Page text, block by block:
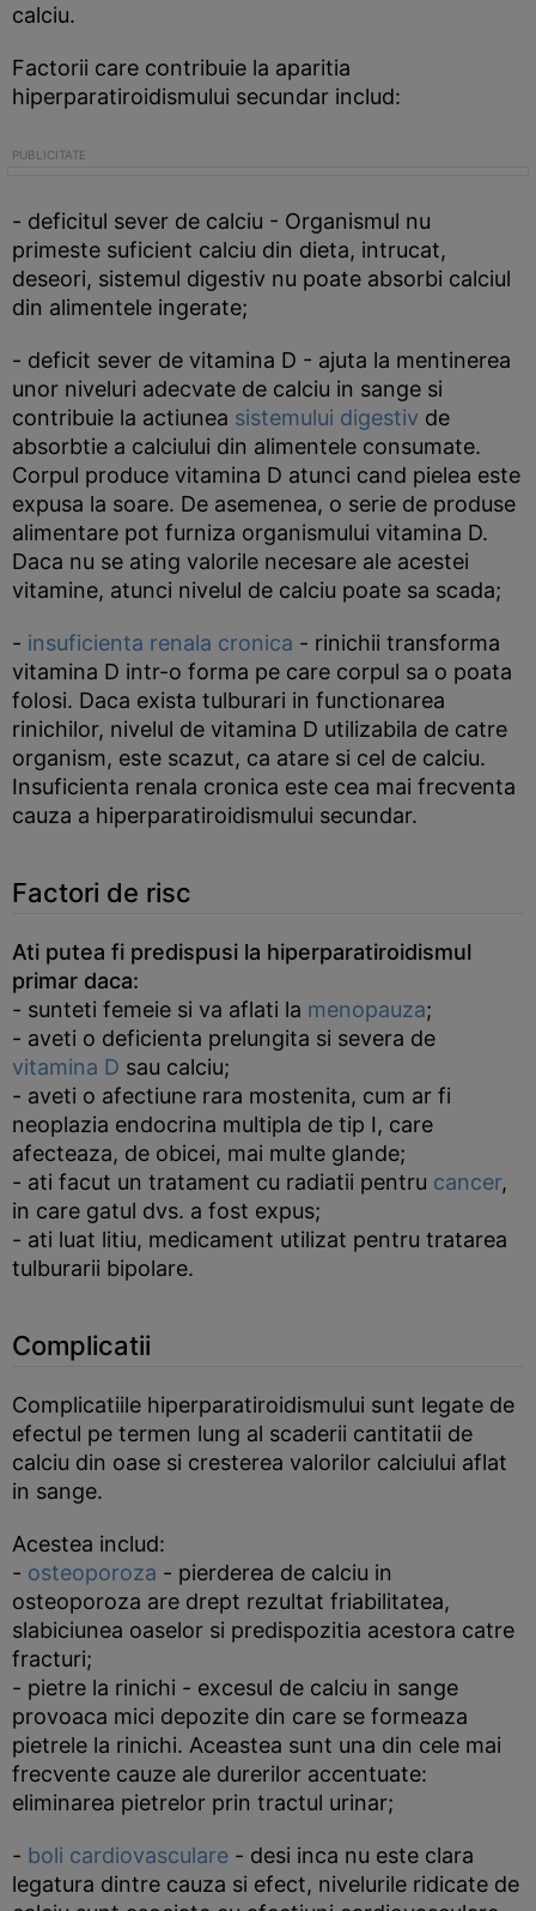
calciu.
Factorii care contribuie la aparitia
hiperparatiroidismului secundar includ:
- deficitul sever de calciu - Organismul nu
primeste suficient calciu din dieta, intrucat,
deseori, sistemul digestiv nu poate absorbi calciul
din alimentele ingerate;
- deficit sever de vitamina D - ajuta la mentinerea
unor niveluri adecvate de calciu in sange si
contribuie la actiunea sistemului digestiv de
absorbtie a calciului din alimentele consumate.
Corpul produce vitamina D atunci cand pielea este
expusa la soare. De asemenea, o serie de produse
alimentare pot furniza organismului vitamina D.
Daca nu se ating valorile necesare ale acestei
vitamine, atunci nivelul de calciu poate sa scada;
- insuficienta renala cronica - rinichii transforma
vitamina D intr-o forma pe care corpul sa o poata
folosi. Daca exista tulburari in functionarea
rinichilor, nivelul de vitamina D utilizabila de catre
organism, este scazut, ca atare si cel de calciu.
Insuficienta renala cronica este cea mai frecventa
cauza a hiperparatiroidismului secundar.
Factori de risc
Ati putea fi predispusi la hiperparatiroidismul
primar daca:
- sunteti femeie si va aflati la menopauza;
- aveti o deficienta prelungita si severa de
vitamina D sau calciu;
- aveti o afectiune rara mostenita, cum ar fi
neoplazia endocrina multipla de tip I, care
afecteaza, de obicei, mai multe glande;
- ati facut un tratament cu radiatii pentru cancer,
in care gatul dvs. a fost expus;
- ati luat litiu, medicament utilizat pentru tratarea
tulburarii bipolare.
Complicatii
Complicatiile hiperparatiroidismului sunt legate de
efectul pe termen lung al scaderii cantitatii de
calciu din oase si cresterea valorilor calciului aflat
in sange.
Acestea includ:
- osteoporoza - pierderea de calciu in
osteoporoza are drept rezultat friabilitatea,
slabiciunea oaselor si predispozitia acestora catre
fracturi;
- pietre la rinichi - excesul de calciu in sange
provoaca mici depozite din care se formeaza
pietrele la rinichi. Aceastea sunt una din cele mai
frecvente cauze ale durerilor accentuate:
eliminarea pietrelor prin tractul urinar;
- boli cardiovasculare - desi inca nu este clara
legatura dintre cauza si efect, nivelurile ridicate de